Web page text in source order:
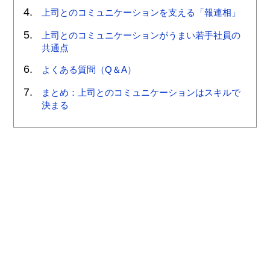
上司とのコミュニケーションを支える「報連相」
上司とのコミュニケーションがうまい若手社員の
共通点
よくある質問（Q＆A）
まとめ：上司とのコミュニケーションはスキルで
決まる